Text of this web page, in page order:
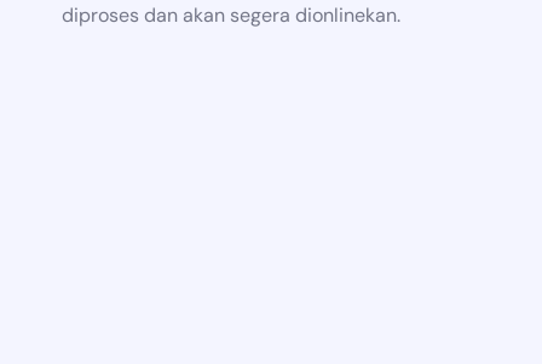
diproses dan akan segera dionlinekan.